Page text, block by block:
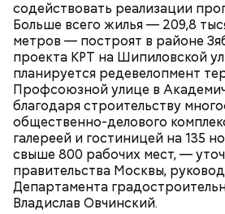
содействовать реализации
Больше всего жилья — 209,8
метров — построят в районе
проекта КРТ на Шипиловской
планируется редевелопмент
Профсоюзной улице в
благодаря строительству
общественно-делового
галереей и гостиницей на 135
свыше 800 рабочих мест, —
правительства Москвы,
Департамента
Владислав Овчинский.
В разделе «Каталог»
предложения партнеров. В нем
сортировку по типам льготы,
товарам и услугам, брендам,
другим.
Маршрут зеленого кольца
Парк Фили;
Парк Покровское-
Тимирязевский парк.
В Большом Гнездниковском
впервые увидел Маргариту с
наследия писателя. Они
10, когда были в гостях у общих
влюбились друг в друга,
тот момент состояли в браке.